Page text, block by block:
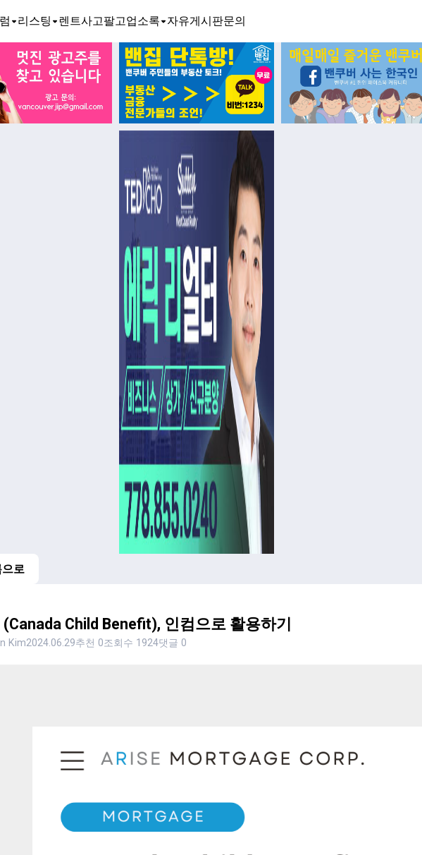
리스팅 렌트사고팔고업소록 자유게시판문의
으로
(Canada Child Benefit), 인컴으로 활용하기
Kim2024.06.29추천 0조회수 1924댓글 0